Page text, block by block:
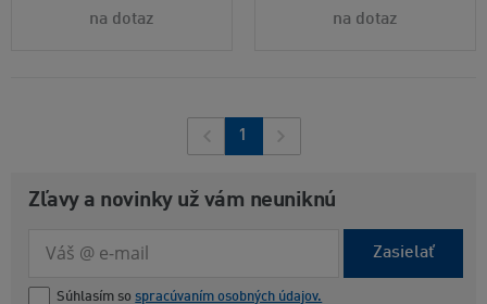
na dotaz na dotaz
1
Zľavy a novinky už vám neuniknú
Zasielať
Súhlasím so spracúvaním osobných údajov.